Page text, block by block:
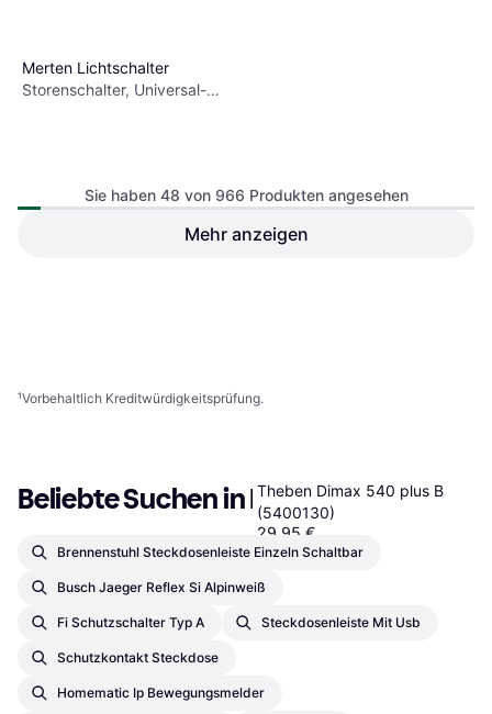
Merten Lichtschalter
Storenschalter, Universal-
Theben Dimax 540 plus B
(5400130)
29,95 €
9+ Shops
Sie haben 48 von 966 Produkten angesehen
Mehr anzeigen
¹Vorbehaltlich Kreditwürdigkeitsprüfung.
Beliebte Suchen in Dimmer
Brennenstuhl Steckdosenleiste Einzeln Schaltbar
Busch Jaeger Reflex Si Alpinweiß
Fi Schutzschalter Typ A Steckdosenleiste Mit Usb
Schutzkontakt Steckdose
Homematic Ip Bewegungsmelder